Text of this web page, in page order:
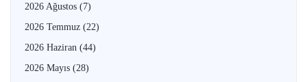
2026 Ağustos (7)
2026 Temmuz (22)
2026 Haziran (44)
2026 Mayıs (28)